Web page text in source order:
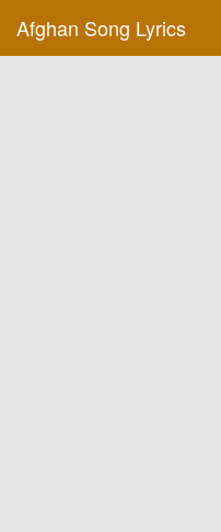
Afghan Song Lyrics